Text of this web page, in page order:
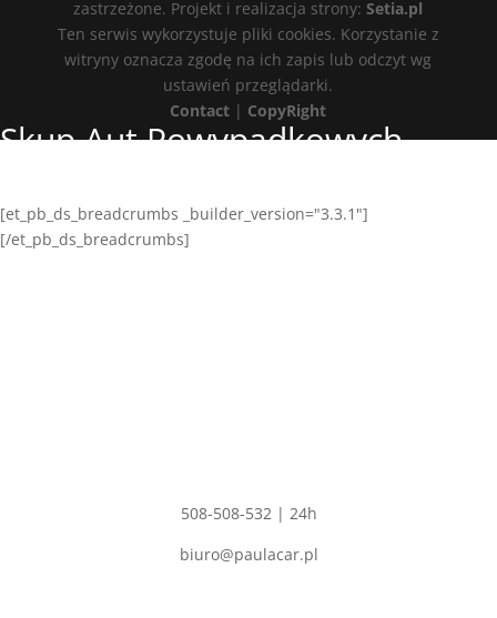
zastrzeżone. Projekt i realizacja strony:Setia.pl
Ten serwis wykorzystuje pliki cookies. Korzystanie z
witryny oznacza zgodę na ich zapis lub odczyt wg
ustawień przeglądarki.
Contact | CopyRight
Skup Aut Powypadkowych
[et_pb_ds_breadcrumbs _builder_version="3.3.1"]
[/et_pb_ds_breadcrumbs]
508-508-532 | 24h
biuro@paulacar.pl